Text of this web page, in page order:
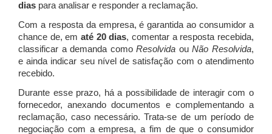
dias para analisar e responder a reclamação.
Com a resposta da empresa, é garantida ao consumidor a
chance de, em até 20 dias, comentar a resposta recebida,
classificar a demanda comoResolvida ouNão Resolvida,
e ainda indicar seu nível de satisfação com o atendimento
recebido.
Durante esse prazo, há a possibilidade de interagir com o
fornecedor, anexando documentos e complementando a
reclamação, caso necessário.Trata-se de um período de
negociação com a empresa, a fim de que o consumidor